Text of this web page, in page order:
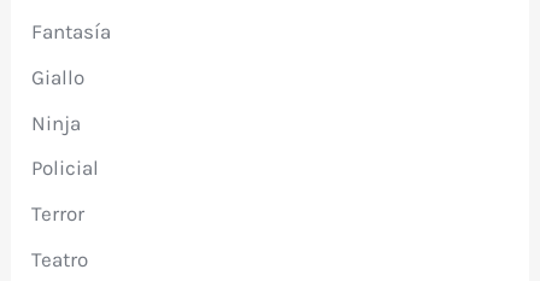
Fantasía
Giallo
Ninja
Policial
Terror
Teatro